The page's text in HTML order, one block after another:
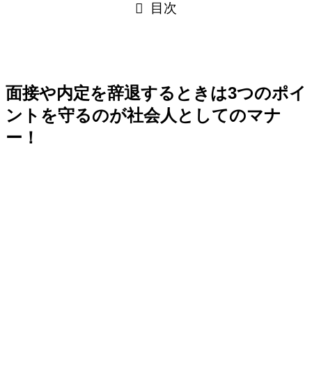
目次
面接や内定を辞退するときは3つのポイ
ントを守るのが社会人としてのマナ
ー！